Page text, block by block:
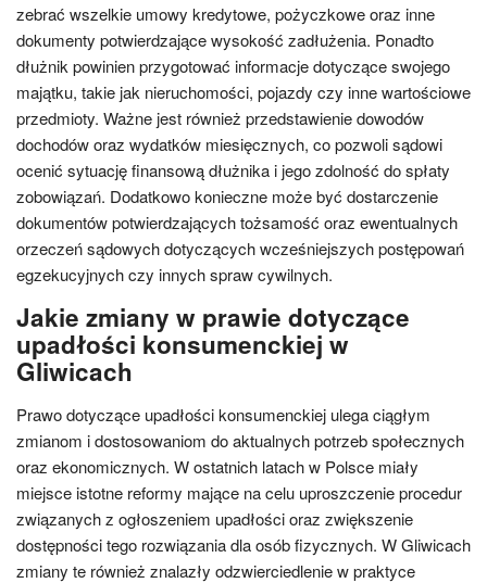
zebrać wszelkie umowy kredytowe, pożyczkowe oraz inne
dokumenty potwierdzające wysokość zadłużenia. Ponadto
dłużnik powinien przygotować informacje dotyczące swojego
majątku, takie jak nieruchomości, pojazdy czy inne wartościowe
przedmioty. Ważne jest również przedstawienie dowodów
dochodów oraz wydatków miesięcznych, co pozwoli sądowi
ocenić sytuację finansową dłużnika i jego zdolność do spłaty
zobowiązań. Dodatkowo konieczne może być dostarczenie
dokumentów potwierdzających tożsamość oraz ewentualnych
orzeczeń sądowych dotyczących wcześniejszych postępowań
egzekucyjnych czy innych spraw cywilnych.
Jakie zmiany w prawie dotyczące
upadłości konsumenckiej w
Gliwicach
Prawo dotyczące upadłości konsumenckiej ulega ciągłym
zmianom i dostosowaniom do aktualnych potrzeb społecznych
oraz ekonomicznych. W ostatnich latach w Polsce miały
miejsce istotne reformy mające na celu uproszczenie procedur
związanych z ogłoszeniem upadłości oraz zwiększenie
dostępności tego rozwiązania dla osób fizycznych. W Gliwicach
zmiany te również znalazły odzwierciedlenie w praktyce